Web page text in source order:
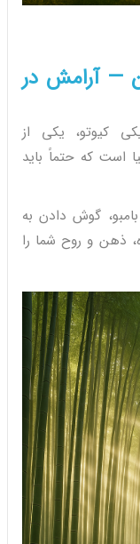
— آرامش در
کیوتو، یکی از
است که حتماً باید
گوش دادن به
ذهن و روح شما را